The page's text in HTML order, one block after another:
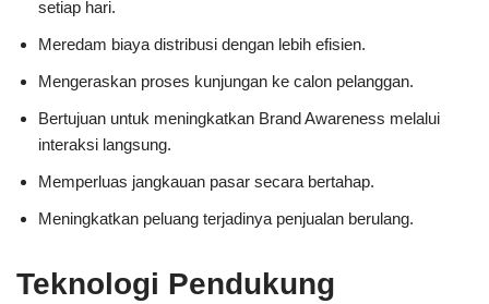
setiap hari.
Meredam biaya distribusi dengan lebih efisien.
Mengeraskan proses kunjungan ke calon pelanggan.
Bertujuan untuk meningkatkan Brand Awareness melalui
interaksi langsung.
Memperluas jangkauan pasar secara bertahap.
Meningkatkan peluang terjadinya penjualan berulang.
Teknologi Pendukung